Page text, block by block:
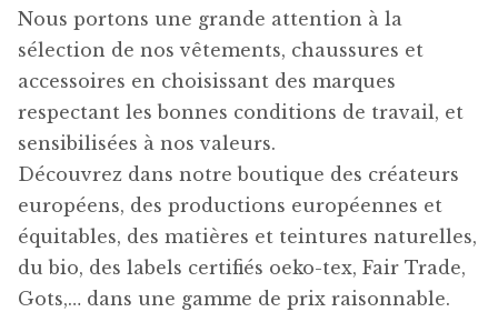
Nous portons une grande attention à la
sélection de nos vêtements, chaussures et
accessoires en choisissant des marques
respectant les bonnes conditions de travail, et
sensibilisées à nos valeurs.
Découvrez dans notre boutique des créateurs
européens, des productions européennes et
équitables, des matières et teintures naturelles,
du bio, des labels certifiés oeko-tex, Fair Trade,
Gots,… dans une gamme de prix raisonnable.